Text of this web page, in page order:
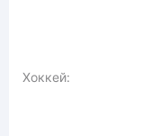
Хоккей: